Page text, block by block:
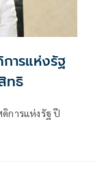
ารแห่งรัฐ
ทธิ
การแห่งรัฐ ปี